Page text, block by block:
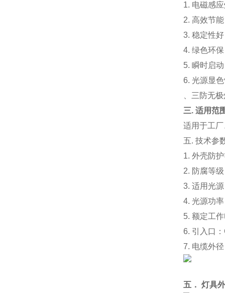
1. 电磁感
2. 高效节
3. 稳定性
4. 绿色环
5. 瞬时启
6. 光源显
、三防无
三. 适用范
适用于工
五. 技术参
1. 外壳防
2. 防腐等
3. 适用光
4. 光源功
5. 额定工
6. 引入口
7. 电缆外
五． 灯具